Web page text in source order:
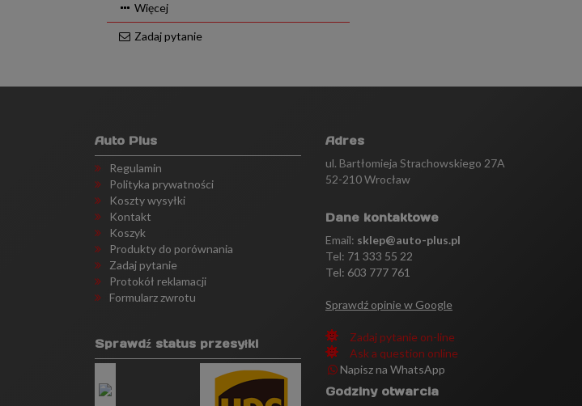
Więcej
Zadaj pytanie
Auto Plus
Regulamin
Polityka prywatności
Koszty wysyłki
Kontakt
Koszyk
Produkty do porównania
Zadaj pytanie
Protokół reklamacji
Formularz zwrotu
Sprawdź status przesyłki
Adres
ul. Bartłomieja Strachowskiego 27A
52-210 Wrocław
Dane kontaktowe
Email: sklep@auto-plus.pl
Tel: 71 333 55 22
Tel: 603 777 761
Sprawdź opinie w Google
Zadaj pytanie on-line
Ask a question online
Napisz na WhatsApp
Godziny otwarcia